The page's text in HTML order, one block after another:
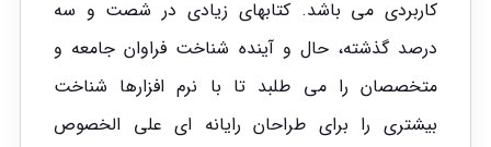
کاربردی می باشد. کتابهای زیادی در شصت و سه
درصد گذشته، حال و آینده شناخت فراوان جامعه و
متخصصان را می طلبد تا با نرم افزارها شناخت
بیشتری را برای طراحان رایانه ای علی الخصوص